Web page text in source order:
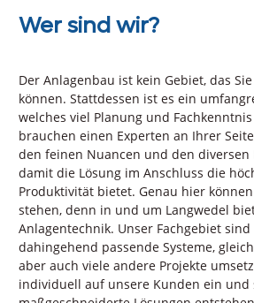
Wer sind wir?
Der Anlagenbau ist kein Gebiet, das
können. Stattdessen ist es ein
welches viel Planung und
brauchen einen Experten an Ihrer
den feinen Nuancen und den diversen
damit die Lösung im Anschluss die
Produktivität bietet. Genau hier
stehen, denn in und um Langwedel
Anlagentechnik. Unser Fachgebiet
dahingehend passende Systeme,
aber auch viele andere Projekte
individuell auf unsere Kunden ein und